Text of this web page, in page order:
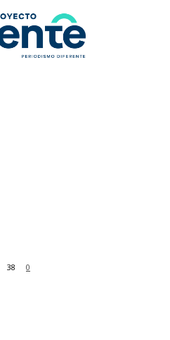
38 0